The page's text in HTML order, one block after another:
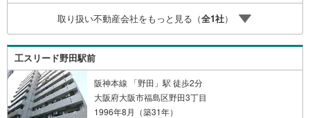
取り扱い不動産会社をもっと見る（全1社）
工スリード野田駅前
阪神本線 「野田」駅 徒歩2分
大阪府大阪市福島区野田3丁目
1996年8月（築31年）